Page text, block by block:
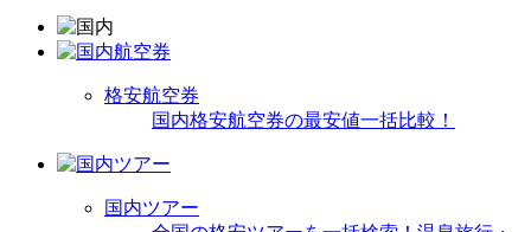
格安航空券
国内格安航空券の最安値一括比較！
国内ツアー